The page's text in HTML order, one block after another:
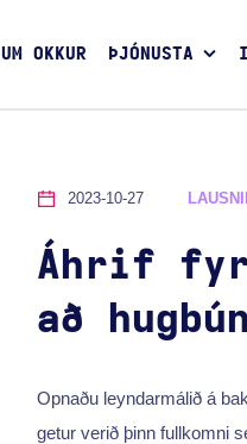
UM OKKUR ÞJÓNUSTA
2023-10-27
Áhrif
að
Opnaðu leyndarmálið á
getur verið þinn fullkomni